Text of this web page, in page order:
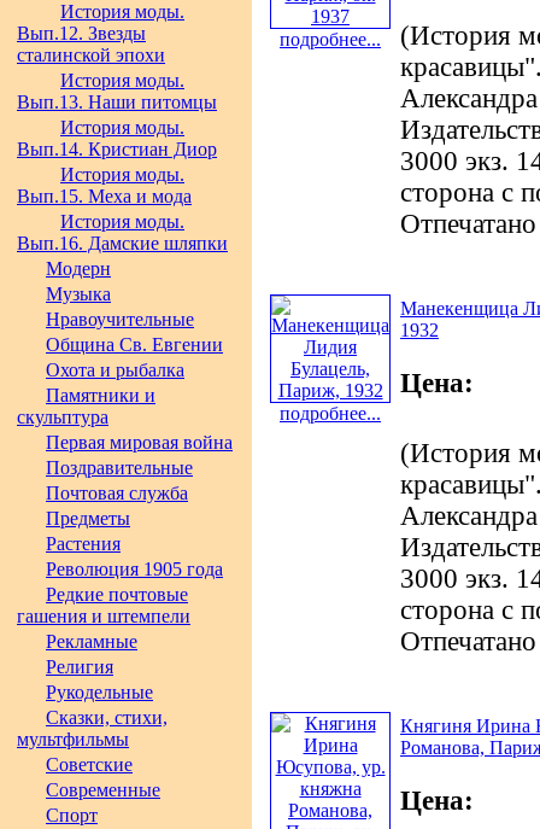
История моды.
Вып.12. Звезды
сталинской эпохи
История моды.
Вып.13. Наши питомцы
История моды.
Вып.14. Кристиан Диор
История моды.
Вып.15. Меха и мода
История моды.
Вып.16. Дамские шляпки
Модерн
Музыка
Нравоучительные
Община Св. Евгении
Охота и рыбалка
Памятники и
скульптура
Первая мировая война
Поздравительные
Почтовая служба
Предметы
Растения
Революция 1905 года
Редкие почтовые
гашения и штемпели
Рекламные
Религия
Рукодельные
Сказки, стихи,
мультфильмы
Советские
Современные
Спорт
подробнее...
(История
3000 экз.
сторона с
подробнее...
Манекенщица
1932
Цена:
(История
3000 экз.
сторона с
Княгиня Ирина
Романова,
Цена: